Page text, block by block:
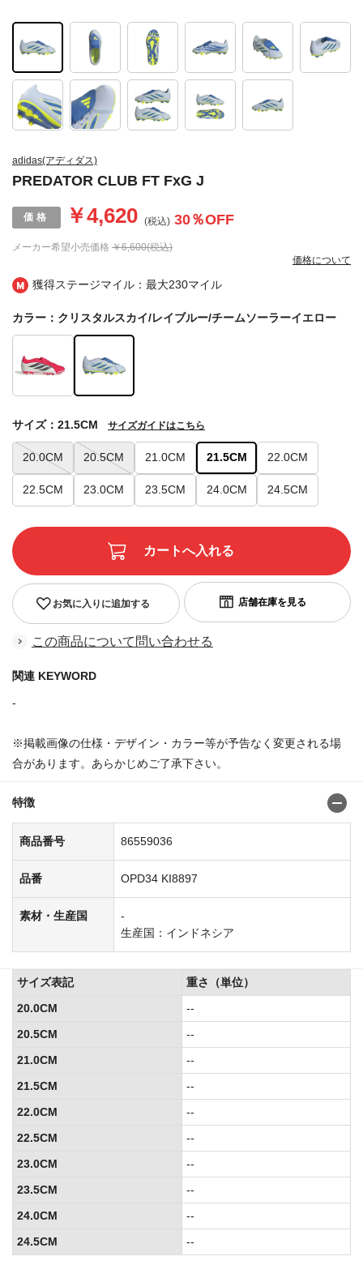
獲得ステージマイル：最大230マイル
adidas(アディダス)
PREDATOR CLUB FT FxG J
メーカー希望小売価格 ￥6,600(税込)
￥4,620 (税込) 30％OFF
価格について
カラー：クリスタルスカイ/レイブルー/チームソーラーイエロー
20.0CM 20.5CM 21.0CM 21.5CM 22.0CM
22.5CM 23.0CM 23.5CM 24.0CM 24.5CM
サイズ：21.5CM サイズガイドはこちら
お気に入りに追加する
この商品について問い合わせる
関連 KEYWORD
-
※掲載画像の仕様・デザイン・カラー等が予告なく変更される場
合があります。あらかじめご了承下さい。
特徴
商品番号 86559036
品番 OPD34 KI8897
素材・生産国
-
生産国：インドネシア
サイズ表記
重さ（単位）
20.0CM
--
20.5CM
--
21.0CM
--
21.5CM
--
22.0CM
--
22.5CM
--
23.0CM
--
23.5CM
--
24.0CM
--
24.5CM
--